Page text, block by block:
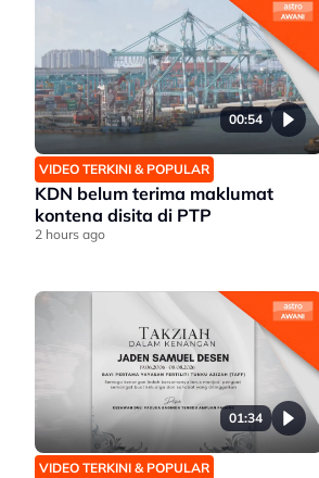
00:54
VIDEO TERKINI & POPULAR
KDN belum terima maklumat
kontena disita di PTP
2 hours ago
01:34
VIDEO TERKINI & POPULAR